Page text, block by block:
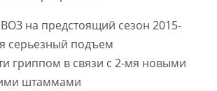
на предстоящий сезон 2015-
серьезный подъем
гриппом в связи с 2-мя новыми
штаммами